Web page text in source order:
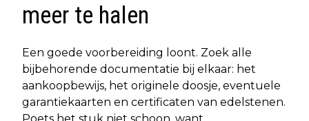
meer te halen
Een goede voorbereiding loont. Zoek alle
bijbehorende documentatie bij elkaar: het
aankoopbewijs, het originele doosje, eventuele
garantiekaarten en certificaten van edelstenen.
Poets het stuk niet schoon, want